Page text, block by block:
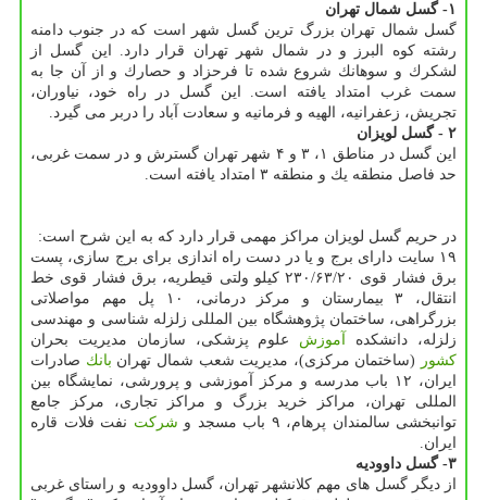
۱- گسل شمال تهران
گسل شمال تهران بزرگ ترین گسل شهر است كه در جنوب دامنه
رشته كوه البرز و در شمال شهر تهران قرار دارد. این گسل از
لشكرك و سوهانك شروع شده تا فرحزاد و حصارك و از آن جا به
سمت غرب امتداد یافته است. این گسل در راه خود، نیاوران،
تجریش، زعفرانیه، الهیه و فرمانیه و سعادت آباد را دربر می گیرد.
۲ - گسل لویزان
این گسل در مناطق ۱، ۳ و ۴ شهر تهران گسترش و در سمت غربی،
حد فاصل منطقه یك و منطقه ۳ امتداد یافته است.
در حریم گسل لویزان مراكز مهمی قرار دارد كه به این شرح است:
۱۹ سایت دارای برج و یا در دست راه اندازی برای برج سازی، پست
برق فشار قوی ۲۳۰/۶۳/۲۰ كیلو ولتی قیطریه، برق فشار قوی خط
انتقال، ۳ بیمارستان و مركز درمانی، ۱۰ پل مهم مواصلاتی
بزرگراهی، ساختمان پژوهشگاه بین المللی زلزله شناسی و مهندسی
زلزله، دانشكده
آموزش علوم پزشكی، سازمان مدیریت بحران
كشور
(ساختمان مركزی)، مدیریت شعب شمال تهران بانك صادرات
ایران، ۱۲ باب مدرسه و مركز آموزشی و پرورشی، نمایشگاه بین
المللی تهران، مراكز خرید بزرگ و مراكز تجاری، مركز جامع
توانبخشی سالمندان پرهام، ۹ باب مسجد و
شركت نفت فلات قاره
ایران.
۳- گسل داوودیه
از دیگر گسل های مهم كلانشهر تهران، گسل داوودیه و راستای غربی